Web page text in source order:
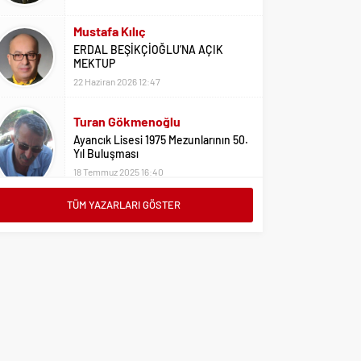
Mustafa Kılıç
ERDAL BEŞİKÇİOĞLU’NA AÇIK
MEKTUP
22 Haziran 2026 12:47
Turan Gökmenoğlu
Ayancık Lisesi 1975 Mezunlarının 50.
Yıl Buluşması
18 Temmuz 2025 16:40
Adil Yıldız
TÜM YAZARLARI GÖSTER